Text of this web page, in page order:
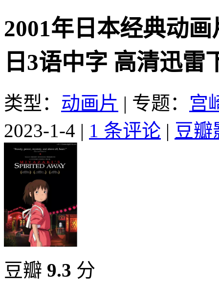
2001年日本经典动
日3语中字 高清迅雷
类型： 动画片 | 专题： 宫
2023-1-4 | 1 条评论 | 豆瓣
豆瓣 9.3 分